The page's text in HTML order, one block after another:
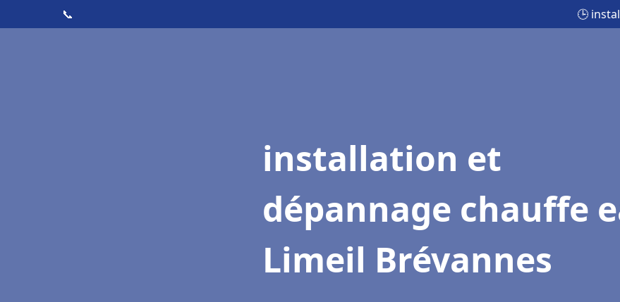
📞 🕒
installation et
dépannage chauffe
Limeil Brévannes